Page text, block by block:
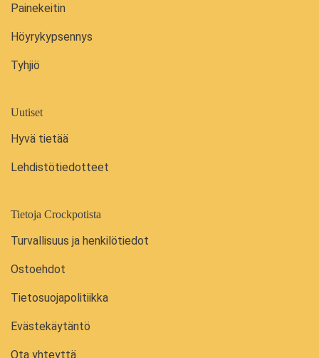
Painekeitin
Höyrykypsennys
Tyhjiö
Uutiset
Hyvä tietää
Lehdistötiedotteet
Tietoja Crockpotista
Turvallisuus ja henkilötiedot
Ostoehdot
Tietosuojapolitiikka
Evästekäytäntö
Ota yhteyttä